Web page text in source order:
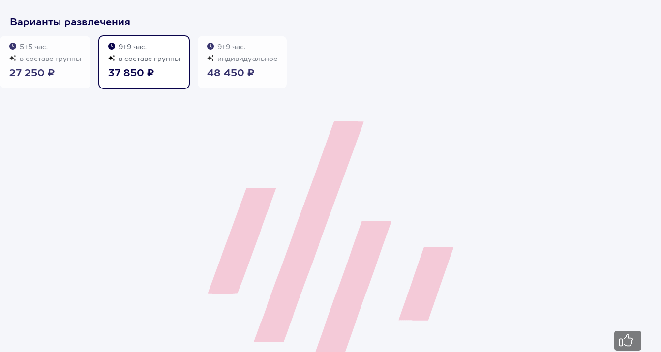
Варианты развлечения
5+5 час.
в составе группы
27 250 ₽
9+9 час.
в составе группы
37 850 ₽
9+9 час.
индивидуальное
48 450 ₽